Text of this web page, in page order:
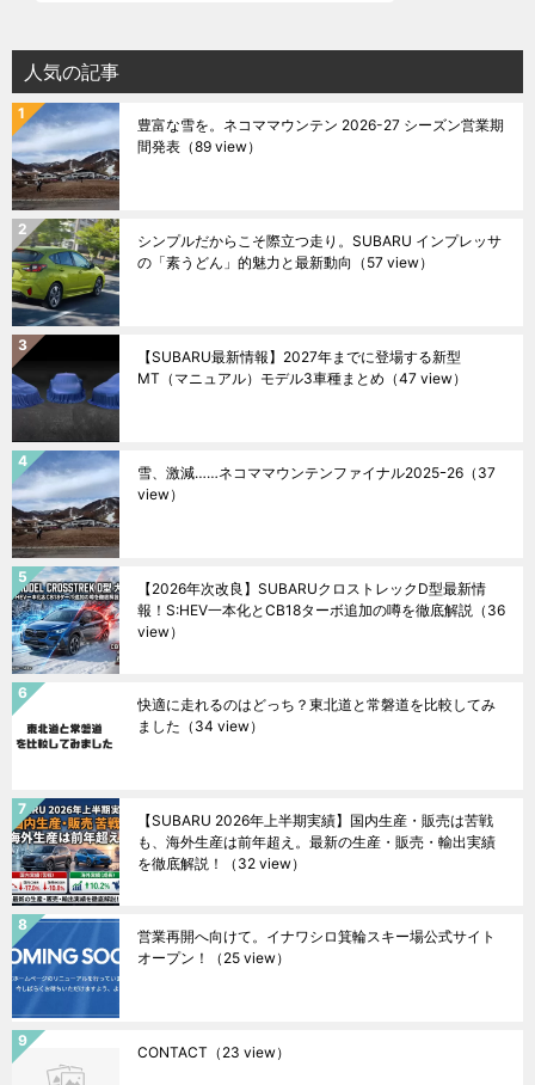
人気の記事
豊富な雪を。ネコママウンテン 2026-27 シーズン営業期
間発表 （89 view）
シンプルだからこそ際立つ走り。SUBARU インプレッサ
の「素うどん」的魅力と最新動向 （57 view）
【SUBARU最新情報】2027年までに登場する新型
MT（マニュアル）モデル3車種まとめ （47 view）
雪、激減……ネコママウンテンファイナル2025ｰ26 （37
view）
【2026年次改良】SUBARUクロストレックD型最新情
報！S:HEV一本化とCB18ターボ追加の噂を徹底解説 （36
view）
快適に走れるのはどっち？東北道と常磐道を比較してみ
ました （34 view）
【SUBARU 2026年上半期実績】国内生産・販売は苦戦
も、海外生産は前年超え。最新の生産・販売・輸出実績
を徹底解説！
（32 view）
営業再開へ向けて。イナワシロ箕輪スキー場公式サイト
オープン！
（25 view）
CONTACT （23 view）